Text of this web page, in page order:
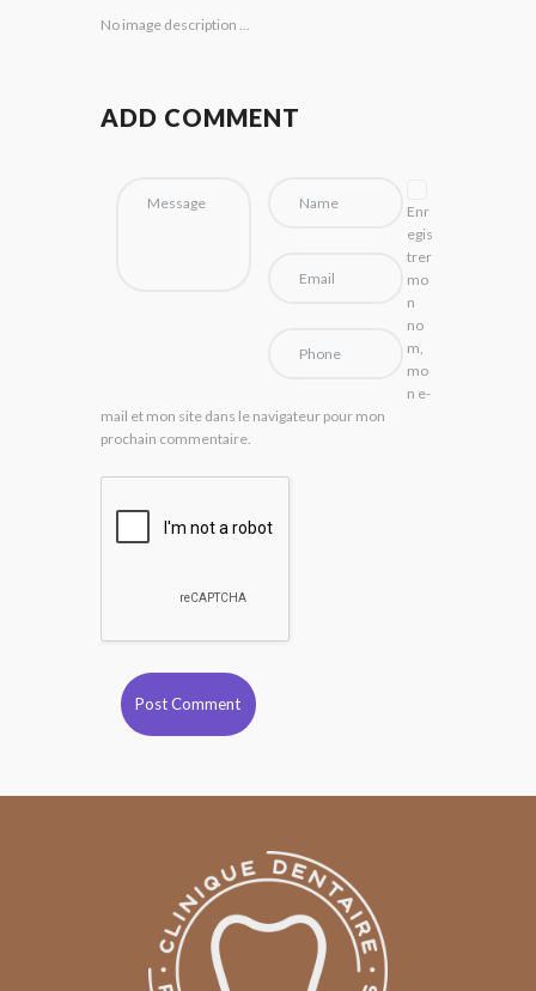
No image description ...
ADD COMMENT
Enr
egis
trer
mo
n
no
m,
mo
n e-
mail et mon site dans le navigateur pour mon
prochain commentaire.